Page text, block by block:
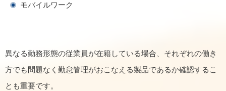
モバイルワーク
異なる勤務形態の従業員が在籍している場合、それぞれの働き
方でも問題なく勤怠管理がおこなえる製品であるか確認するこ
とも重要です。